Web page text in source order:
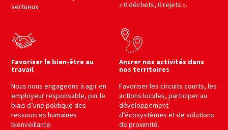
vertueux.
« 0 déchets, 0 rejets ».
Favoriser le bien-être au
travail
Nous nous engageons à agir en
employeur responsable, par le
biais d’une politique des
ressources humaines
bienveillante.
Ancrer nos activités dans
nos territoires
Favoriser les circuits courts, les
actions locales, participer au
développement
d’écosystèmes et de solutions
de proximité.